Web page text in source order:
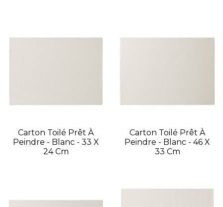
Carton Toilé Prêt À
Peindre - Blanc - 33 X
24 Cm
Carton Toilé Prêt À
Peindre - Blanc - 46 X
33 Cm